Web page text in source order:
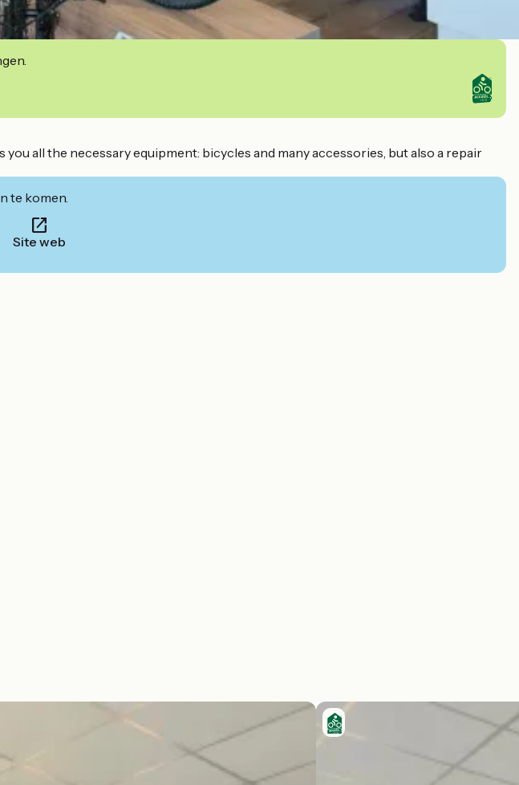
all the necessary equipment: bicycles and many accessories, but also a repair
te komen.
Site web